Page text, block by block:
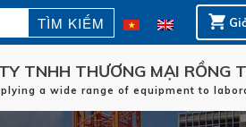
TNHH THƯƠNG MẠI RỒNG
a wide range of equipment to